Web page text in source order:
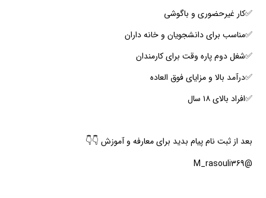
✅کار غیرحضوری و باگوشی
✅مناسب برای دانشجویان و خانه داران
✅شغل دوم پاره وقت برای کارمندان
✅درآمد بالا و مزایای فوق العاده
✅افراد بالای ۱۸ سال
بعد از ثبت نام پیام بدید برای معارفه و آموزش 👇👇
@M_rasouli369